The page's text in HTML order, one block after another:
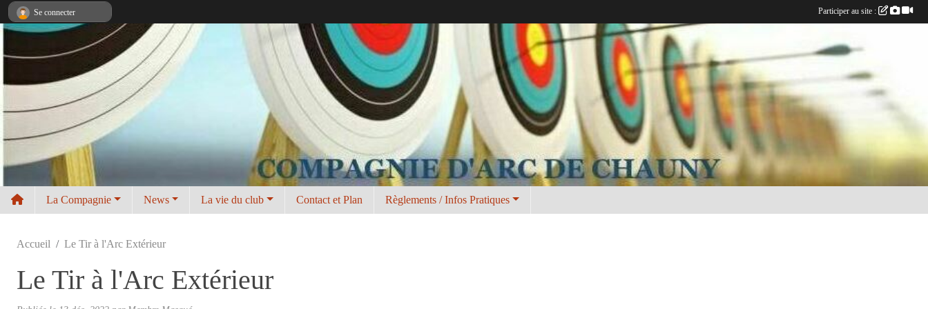
La Compagnie News La vie du club Contact et Plan Règlements / Infos Pratiques
Accueil Le Tir à l'Arc Extérieur
Le Tir à l'Arc Extérieur
Se connecter Participer au site :
Panneau de gestion des cookies